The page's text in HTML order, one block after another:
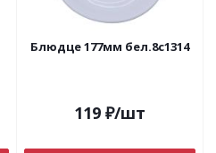
Блюдце 177мм бел.8с1314
119 ₽/шт